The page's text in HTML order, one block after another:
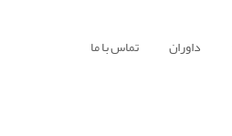
داوران تماس با ما